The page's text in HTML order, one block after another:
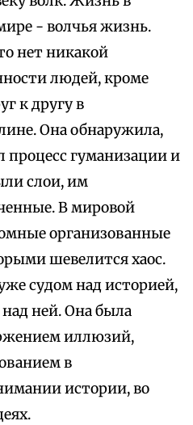
- волчья жизнь.
нет никакой
людей, кроме
к другу в
Она обнаружила,
процесс гуманизации и
слои, им
В мировой
организованные
шевелится хаос.
судом над историей,
ней. Она была
иллюзий,
в
истории, во